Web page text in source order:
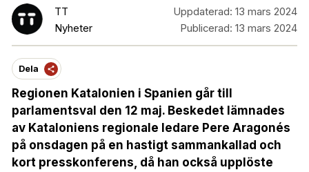
TT
Nyheter
Uppdaterad: 13 mars 2024
Publicerad: 13 mars 2024
Dela
Regionen Katalonien i Spanien går till
parlamentsval den 12 maj. Beskedet lämnades
av Kataloniens regionale ledare Pere Aragonés
på onsdagen på en hastigt sammankallad och
kort presskonferens, då han också upplöste